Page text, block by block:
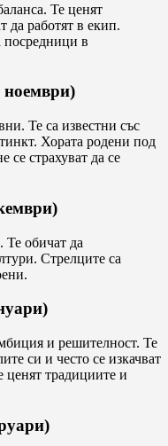
Те ценят
да работят в екип.
посредници в
Те са известни със
Хората родени под
се страхуват да се
обичат да
Стрелците са
и решителност. Те
си и често се изкачват
ценят традициите и